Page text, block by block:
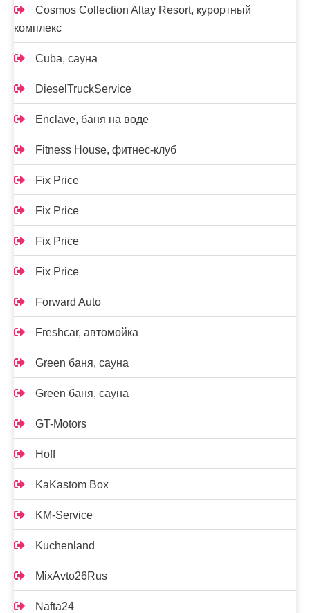
Cosmos Collection Altay Resort, курортный
комплекс
Cuba, сауна
DieselTruckService
Enclave, баня на воде
Fitness House, фитнес-клуб
Fix Price
Fix Price
Fix Price
Fix Price
Forward Auto
Freshcar, автомойка
Green баня, сауна
Green баня, сауна
GT-Motors
Hoff
KaKastom Box
KM-Service
Kuchenland
MixAvto26Rus
Nafta24